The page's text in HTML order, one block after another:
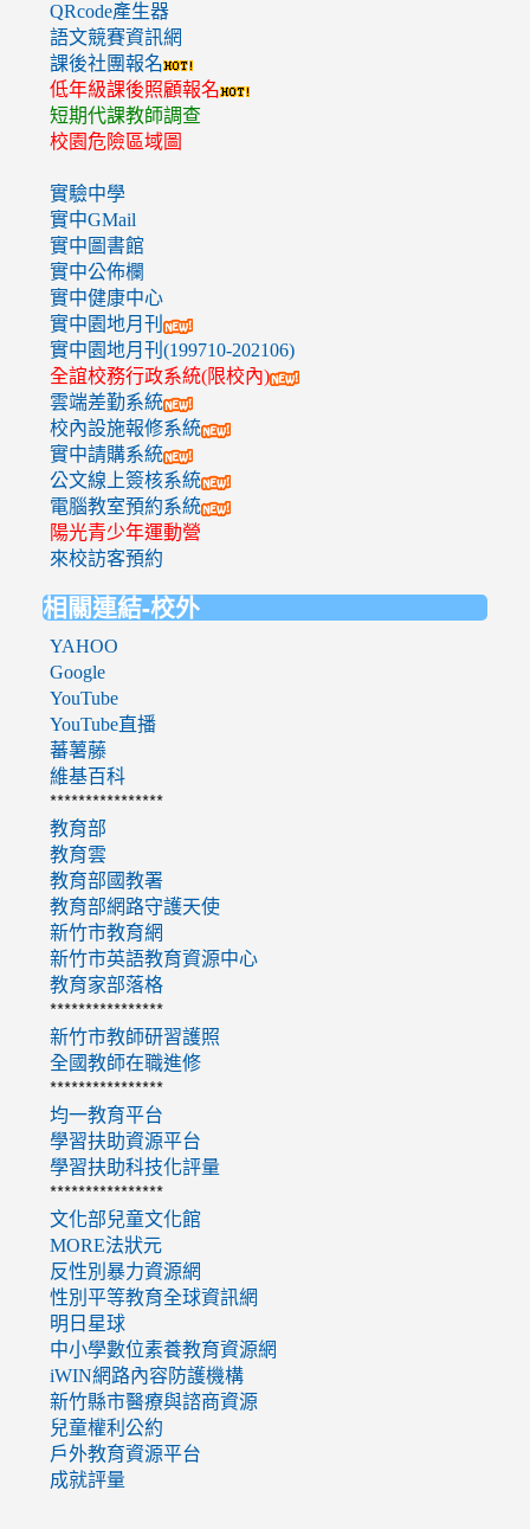
QRcode產生器
語文競賽資訊網
課後社團報名
低年級課後照顧報名
短期代課教師調查
校園危險區域圖
實驗中學
實中GMail
實中圖書館
實中公佈欄
實中健康中心
實中園地月刊
實中園地月刊(199710-202106)
全誼校務行政系統(限校內)
雲端差勤系統
校內設施報修系統
實中請購系統
公文線上簽核系統
電腦教室預約系統
陽光青少年運動營
來校訪客預約
相關連結-校外
YAHOO
Google
YouTube
YouTube直播
蕃薯藤
維基百科
****************
教育部
教育雲
教育部國教署
教育部網路守護天使
新竹市教育網
新竹市英語教育資源中心
教育家部落格
****************
新竹市教師研習護照
全國教師在職進修
****************
均一教育平台
學習扶助資源平台
學習扶助科技化評量
****************
文化部兒童文化館
MORE法狀元
反性別暴力資源網
性別平等教育全球資訊網
明日星球
中小學數位素養教育資源網
iWIN網路內容防護機構
新竹縣市醫療與諮商資源
兒童權利公約
戶外教育資源平台
成就評量